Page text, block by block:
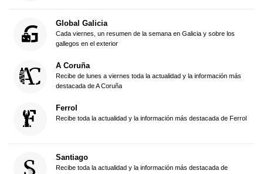
Global Galicia
Cada viernes, un resumen de la semana en Galicia y sobre los
gallegos en el exterior
A Coruña
Recibe de lunes a viernes toda la actualidad y la información más
destacada de A Coruña
Ferrol
Recibe toda la actualidad y la información más destacada de Ferrol
Santiago
Recibe toda la actualidad y la información más destacada de